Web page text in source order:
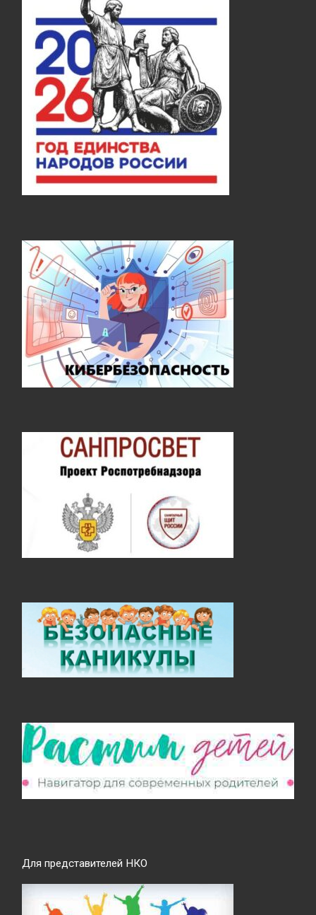
Для представителей НКО